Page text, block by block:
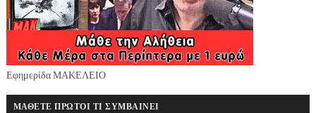
Εφημερίδα ΜΑΚΕΛΕΙΟ
ΜΑΘΕΤΕ ΠΡΩΤΟΙ ΤΙ ΣΥΜΒΑΙΝΕΙ